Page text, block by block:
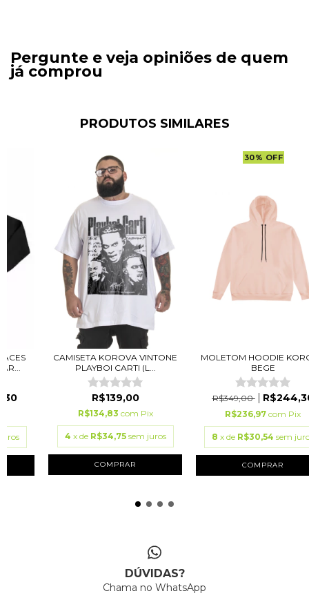
Pergunte e veja opiniões de quem
já comprou
PRODUTOS SIMILARES
CAMISETA KOROVA VINTONE
PLAYBOI CARTI (L...
R$139,00
R$134,83 com Pix
4 x de R$34,75 sem juros
COMPRAR
30% OFF
MOLETOM HOODIE
BEGE
R$349,00
R$236,97 com Pix
8 x de R$30,54 sem
COMPRAR
DÚVIDAS?
Chama no WhatsApp